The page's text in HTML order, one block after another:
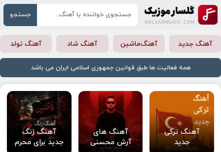
جستجو
آهنگ جدید آهنگ‌ماشین آهنگ شاد آهنگ تولد
همه فعالیت ها طبق قوانین جمهوری اسلامی ایران می باشد
آهنگ ترکی
جدید
آهنگ های
آرش محسنی
آهنگ زنگ
جدید برای محرم